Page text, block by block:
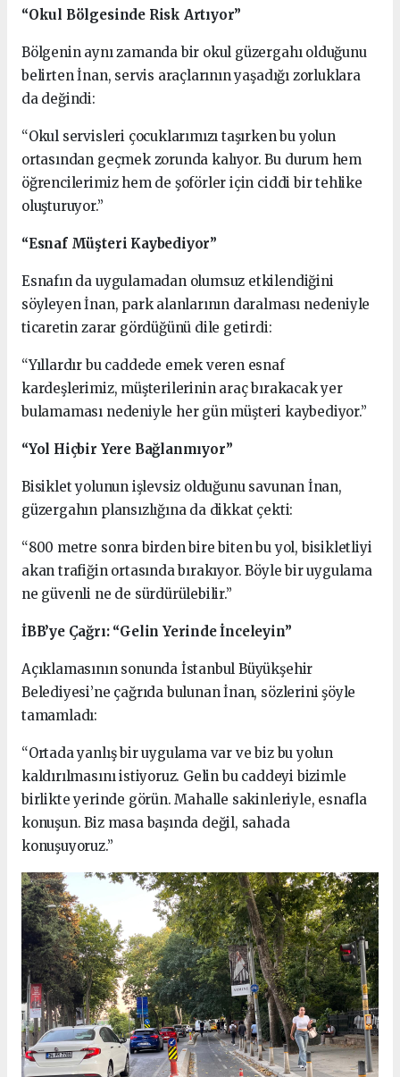
“Okul Bölgesinde Risk Artıyor”
Bölgenin aynı zamanda bir okul güzergahı olduğunu
belirten İnan, servis araçlarının yaşadığı zorluklara
da değindi:
“Okul servisleri çocuklarımızı taşırken bu yolun
ortasından geçmek zorunda kalıyor. Bu durum hem
öğrencilerimiz hem de şoförler için ciddi bir tehlike
oluşturuyor.”
“Esnaf Müşteri Kaybediyor”
Esnafın da uygulamadan olumsuz etkilendiğini
söyleyen İnan, park alanlarının daralması nedeniyle
ticaretin zarar gördüğünü dile getirdi:
“Yıllardır bu caddede emek veren esnaf
kardeşlerimiz, müşterilerinin araç bırakacak yer
bulamaması nedeniyle her gün müşteri kaybediyor.”
“Yol Hiçbir Yere Bağlanmıyor”
Bisiklet yolunun işlevsiz olduğunu savunan İnan,
güzergahın plansızlığına da dikkat çekti:
“800 metre sonra birden bire biten bu yol, bisikletliyi
akan trafiğin ortasında bırakıyor. Böyle bir uygulama
ne güvenli ne de sürdürülebilir.”
İBB’ye Çağrı: “Gelin Yerinde İnceleyin”
Açıklamasının sonunda İstanbul Büyükşehir
Belediyesi’ne çağrıda bulunan İnan, sözlerini şöyle
tamamladı:
“Ortada yanlış bir uygulama var ve biz bu yolun
kaldırılmasını istiyoruz. Gelin bu caddeyi bizimle
birlikte yerinde görün. Mahalle sakinleriyle, esnafla
konuşun. Biz masa başında değil, sahada
konuşuyoruz.”